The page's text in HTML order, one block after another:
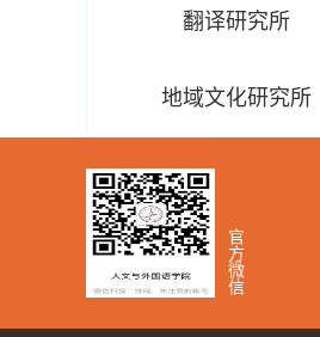
翻译研究所
地域文化研究所
官
方
微
信